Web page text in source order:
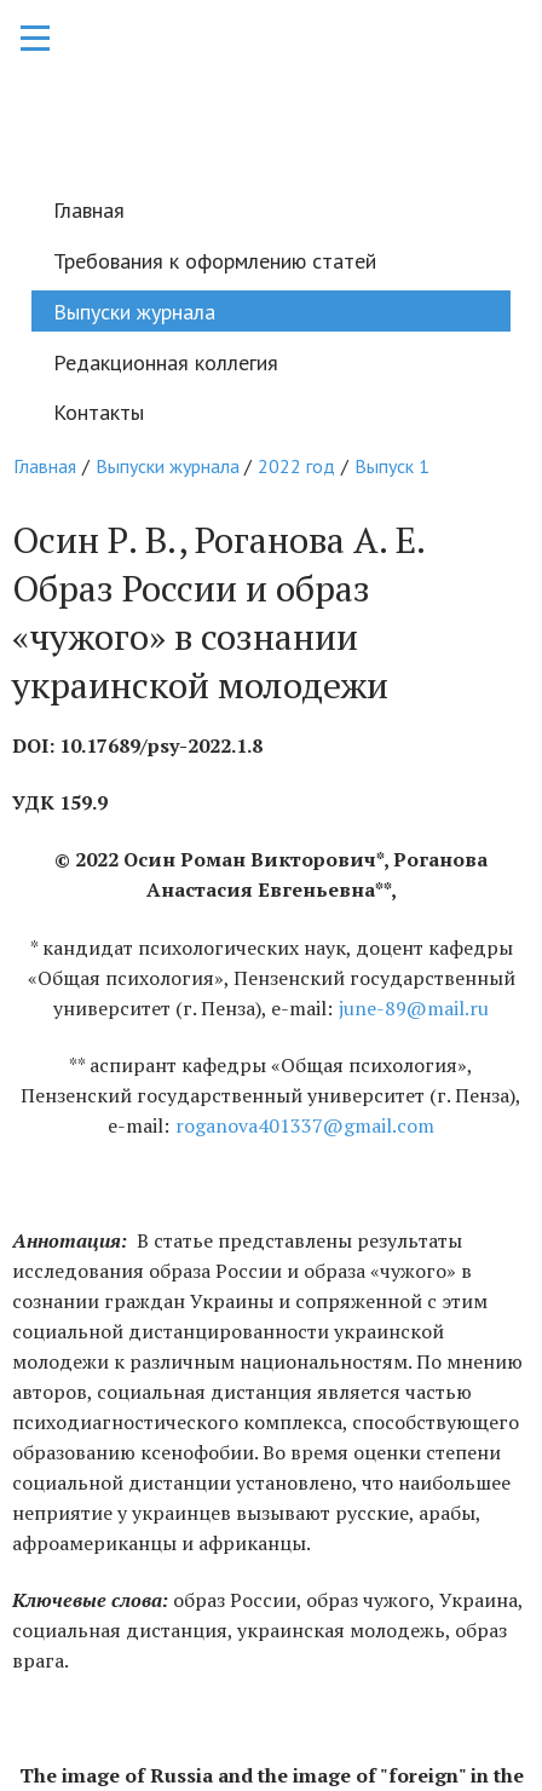
Главная
Требования к оформлению статей
Выпуски журнала
Редакционная коллегия
Контакты
Главная Выпуски журнала 2022 год Выпуск 1
Осин Р. В., Роганова А. Е.
Образ России и образ
«чужого» в сознании
украинской молодежи
DOI: 10.17689/psy-2022.1.8
УДК 159.9
© 2022 Осин Роман Викторович*,Роганова
Анастасия Евгеньевна**,
* кандидат психологических наук, доцент кафедры
«Общая психология», Пензенский государственный
университет (г. Пенза), e-mail: june-89@mail.ru
** аспирант кафедры «Общая психология»,
Пензенский государственный университет (г. Пенза),
e-mail: roganova401337@gmail.com
Аннотация: В статье представлены результаты
исследования образа России и образа «чужого» в
сознании граждан Украины и сопряженной с этим
социальной дистанцированности украинской
молодежи к различным национальностям. По мнению
авторов, социальная дистанция является частью
психодиагностического комплекса, способствующего
образованию ксенофобии. Во время оценки степени
социальной дистанции установлено, что наибольшее
неприятие у украинцев вызывают русские, арабы,
афроамериканцы и африканцы.
Ключевые слова: образ России, образ чужого, Украина,
социальная дистанция, украинская молодежь, образ
врага.
The image of Russia and the image of "foreign" in the